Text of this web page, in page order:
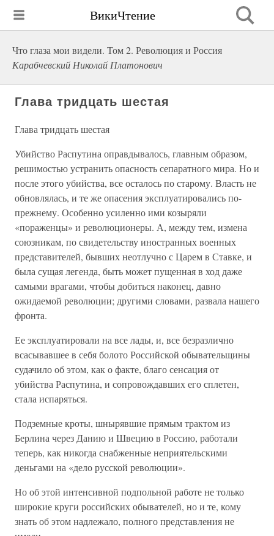
ВикиЧтение
Что глаза мои видели. Том 2. Революция и Россия
Карабчевский Николай Платонович
Глава тридцать шестая
Глава тридцать шестая
Убийство Распутина оправдывалось, главным образом,
решимостью устранить опасность сепаратного мира. Но и
после этого убийства, все осталось по старому. Власть не
обновлялась, и те же опасения эксплуатировались по-
прежнему. Особенно усиленно ими козыряли
«пораженцы» и революционеры. А, между тем, измена
союзникам, по свидетельству иностранных военных
представителей, бывших неотлучно с Царем в Ставке, и
была сущая легенда, быть может пущенная в ход даже
самыми врагами, чтобы добиться наконец, давно
ожидаемой революции; другими словами, развала нашего
фронта.
Ее эксплуатировали на все лады, и, все безразлично
всасывавшее в себя болото Российской обывательщины
судачило об этом, как о факте, благо сенсация от
убийства Распутина, и сопровождавших его сплетен,
стала испаряться.
Подземные кроты, шнырявшие прямым трактом из
Берлина через Данию и Швецию в Россию, работали
теперь, как никогда снабженные неприятельскими
деньгами на «дело русской революции».
Но об этой интенсивной подпольной работе не только
широкие круги российских обывателей, но и те, кому
знать об этом надлежало, полного представления не